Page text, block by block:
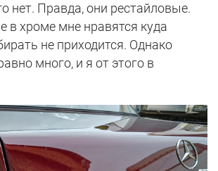
нет. Правда, они рестайловые.
в хроме мне нравятся куда
не приходится. Однако
много, и я от этого в